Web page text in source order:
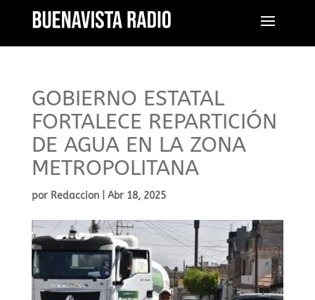
GOBIERNO ESTATAL
FORTALECE REPARTICIÓN
DE AGUA EN LA ZONA
METROPOLITANA
por Redaccion| Abr 18, 2025